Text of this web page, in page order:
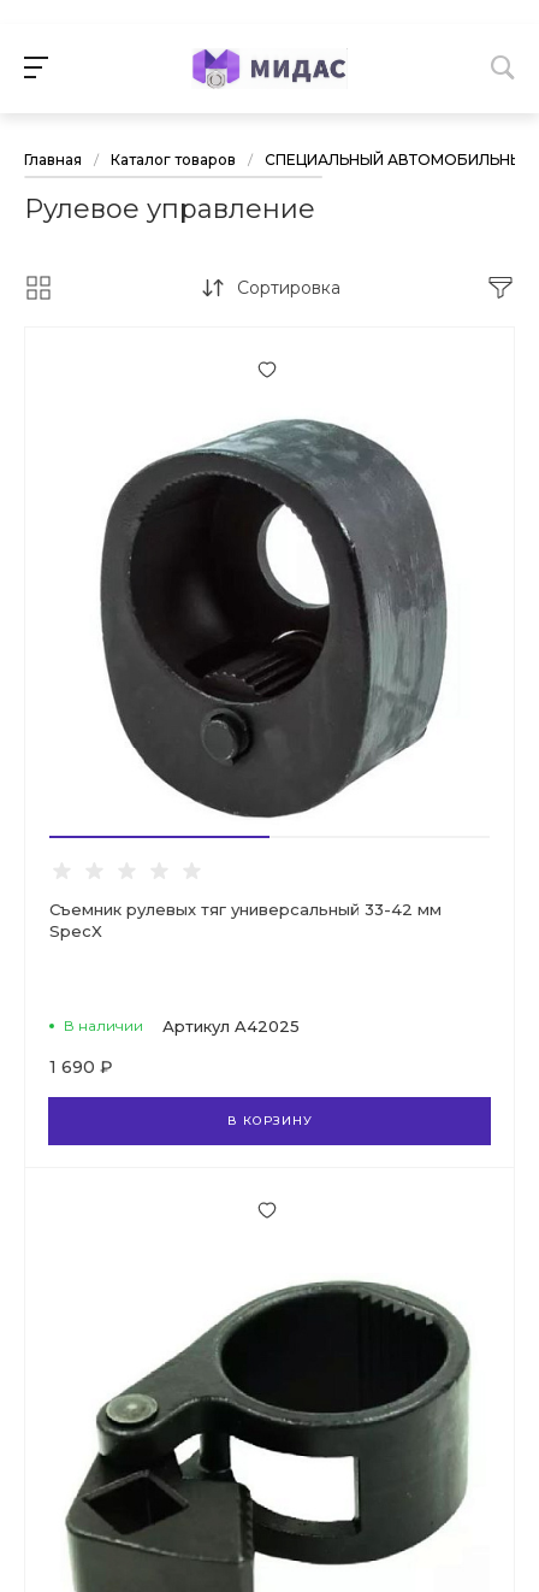
Главная / Каталог товаров / СПЕЦИАЛЬНЫЙ АВТОМОБИЛЬНЫЙ
Рулевое управление
Сортировка
Съемник рулевых тяг универсальный 33-42 мм
SpecX
В наличии Артикул A42025
1 690 ₽
В КОРЗИНУ